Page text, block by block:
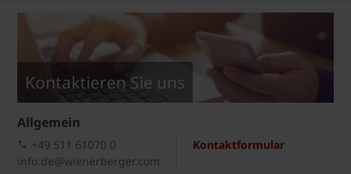
Kontaktieren Sie uns
Allgemein
Kontaktformular
+49 511 61070 0
info.de@wienerberger.com